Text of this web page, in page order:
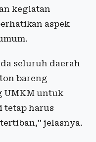
kegiatan
aspek
seluruh daerah
bareng
UMKM untuk
tetap harus
jelasnya.